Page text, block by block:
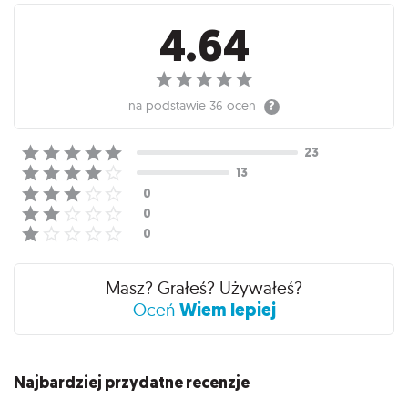
Recenzje
4.64
na podstawie 36 ocen
Masz? Grałeś? Używałeś?
Oceń Wiem lepiej
Najbardziej przydatne recenzje